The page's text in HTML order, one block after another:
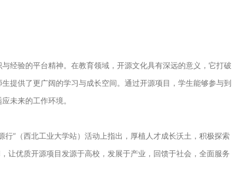
经验的平台精神。在教育领域，开源文化具有深远的意义，它打破
提供了更广阔的学习与成长空间。通过开源项目，学生能够参与到
未来的工作环境。
”（西北工业大学站）活动上指出，厚植人才成长沃土，积极探索
让优质开源项目发源于高校，发展于产业，回馈于社会，全面服务